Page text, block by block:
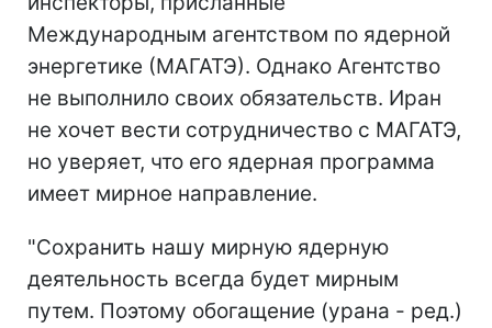
Международным агентством по ядерной
энергетике (МАГАТЭ). Однако Агентство
не выполнило своих обязательств. Иран
не хочет вести сотрудничество с МАГАТЭ,
но уверяет, что его ядерная программа
имеет мирное направление.
"Сохранить нашу мирную ядерную
деятельность всегда будет мирным
путем. Поэтому обогащение (урана - ред.)